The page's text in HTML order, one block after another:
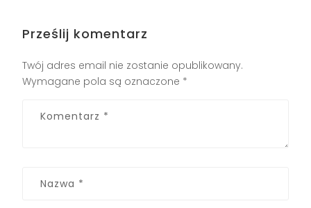
Prześlij komentarz
Twój adres email nie zostanie opublikowany.
Wymagane pola są oznaczone *